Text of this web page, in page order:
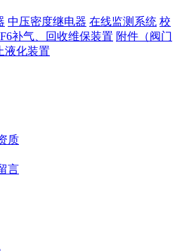
中压密度继电器 在线监测系统 校
补气、回收维保装置 附件（阀门
液化装置
质
言